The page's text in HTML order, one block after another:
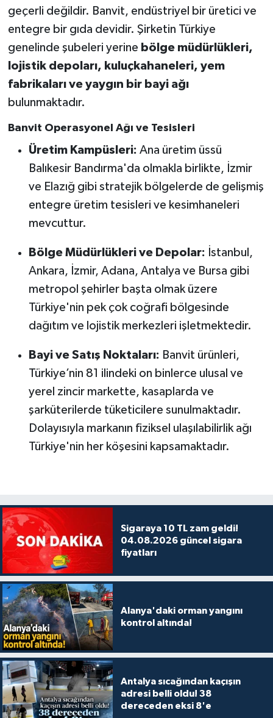
geçerli değildir. Banvit, endüstriyel bir üretici ve
entegre bir gıda devidir. Şirketin Türkiye
genelinde şubeleri yerine bölge müdürlükleri,
lojistik depoları, kuluçkahaneleri, yem
fabrikaları ve yaygın bir bayi ağı
bulunmaktadır.
Banvit Operasyonel Ağı ve Tesisleri
Üretim Kampüsleri: Ana üretim üssü
Balıkesir Bandırma'da olmakla birlikte, İzmir
ve Elazığ gibi stratejik bölgelerde de gelişmiş
entegre üretim tesisleri ve kesimhaneleri
mevcuttur.
Bölge Müdürlükleri ve Depolar: İstanbul,
Ankara, İzmir, Adana, Antalya ve Bursa gibi
metropol şehirler başta olmak üzere
Türkiye'nin pek çok coğrafi bölgesinde
dağıtım ve lojistik merkezleri işletmektedir.
Bayi ve Satış Noktaları: Banvit ürünleri,
Türkiye’nin 81 ilindeki on binlerce ulusal ve
yerel zincir markette, kasaplarda ve
şarküterilerde tüketicilere sunulmaktadır.
Dolayısıyla markanın fiziksel ulaşılabilirlik ağı
Türkiye'nin her köşesini kapsamaktadır.
Sigaraya 10 TL zam geldi!
04.08.2026 güncel sigara
fiyatları
Alanya'daki orman yangını
kontrol altında!
Antalya sıcağından kaçışın
adresi belli oldu! 38
dereceden eksi 8'e